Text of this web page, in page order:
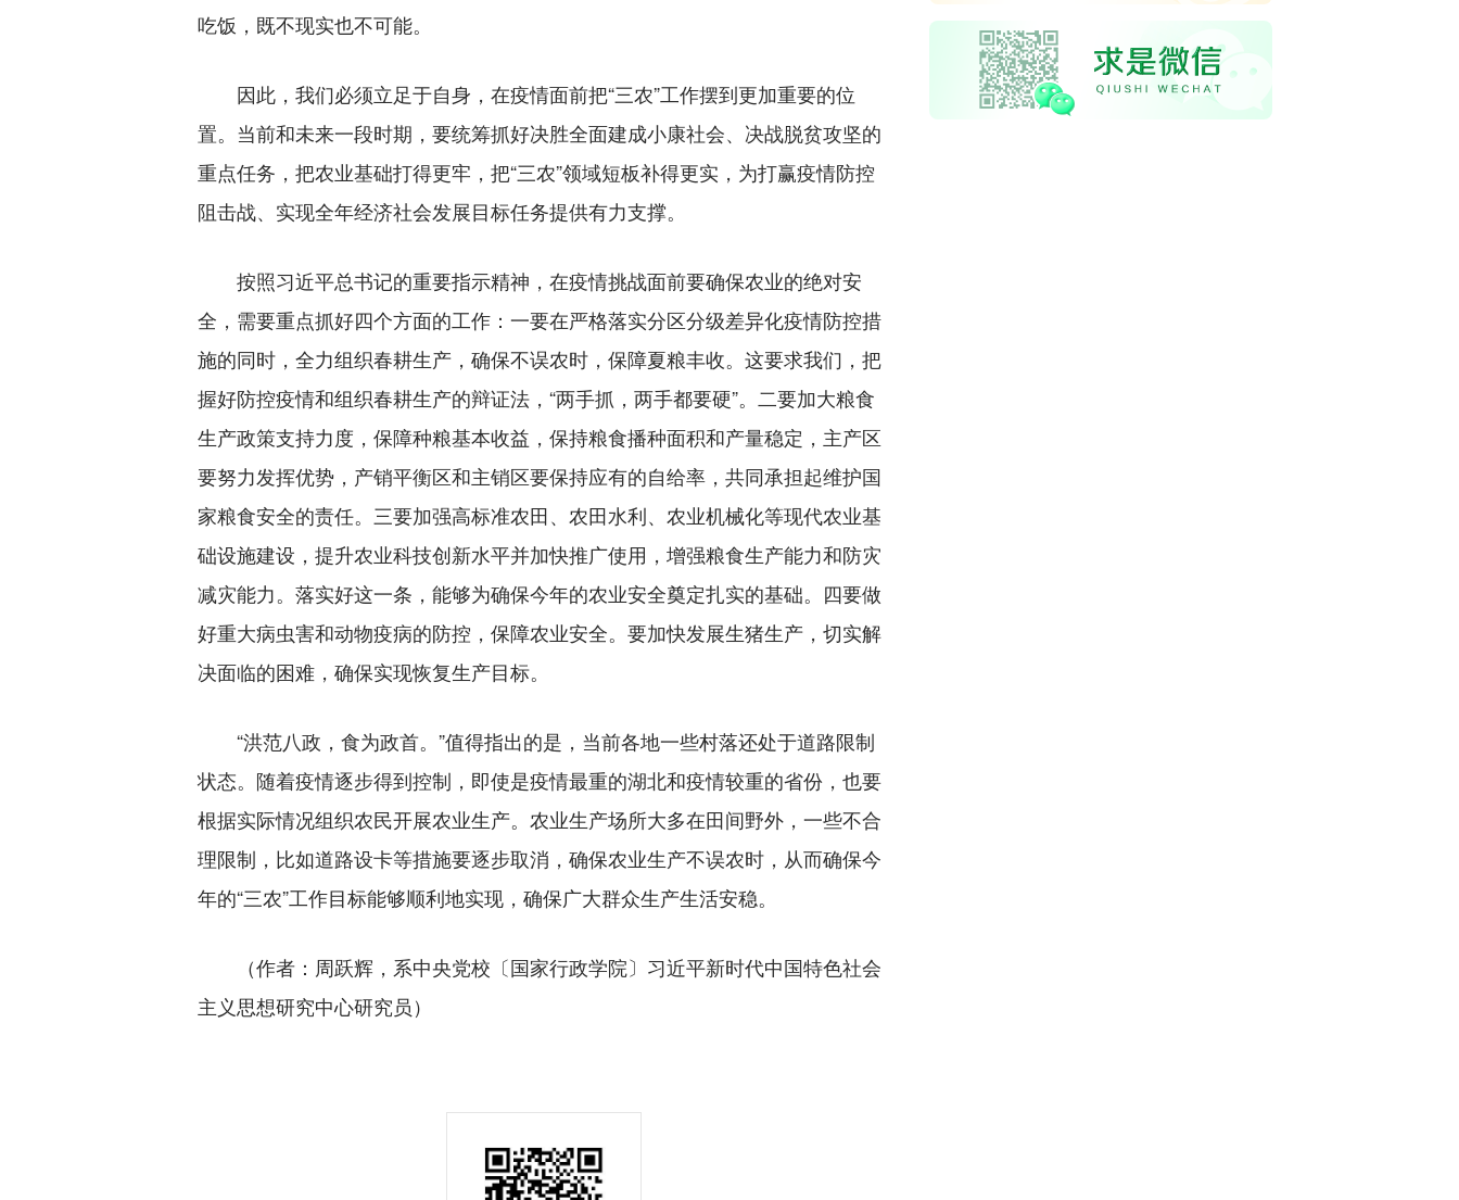
吃饭，既不现实也不可能。
因此，我们必须立足于自身，在疫情面前把“三农”工作摆到更加重要的位
置。当前和未来一段时期，要统筹抓好决胜全面建成小康社会、决战脱贫攻坚的
重点任务，把农业基础打得更牢，把“三农”领域短板补得更实，为打赢疫情防控
阻击战、实现全年经济社会发展目标任务提供有力支撑。
按照习近平总书记的重要指示精神，在疫情挑战面前要确保农业的绝对安
全，需要重点抓好四个方面的工作：一要在严格落实分区分级差异化疫情防控措
施的同时，全力组织春耕生产，确保不误农时，保障夏粮丰收。这要求我们，把
握好防控疫情和组织春耕生产的辩证法，“两手抓，两手都要硬”。二要加大粮食
生产政策支持力度，保障种粮基本收益，保持粮食播种面积和产量稳定，主产区
要努力发挥优势，产销平衡区和主销区要保持应有的自给率，共同承担起维护国
家粮食安全的责任。三要加强高标准农田、农田水利、农业机械化等现代农业基
础设施建设，提升农业科技创新水平并加快推广使用，增强粮食生产能力和防灾
减灾能力。落实好这一条，能够为确保今年的农业安全奠定扎实的基础。四要做
好重大病虫害和动物疫病的防控，保障农业安全。要加快发展生猪生产，切实解
决面临的困难，确保实现恢复生产目标。
“洪范八政，食为政首。”值得指出的是，当前各地一些村落还处于道路限制
状态。随着疫情逐步得到控制，即使是疫情最重的湖北和疫情较重的省份，也要
根据实际情况组织农民开展农业生产。农业生产场所大多在田间野外，一些不合
理限制，比如道路设卡等措施要逐步取消，确保农业生产不误农时，从而确保今
年的“三农”工作目标能够顺利地实现，确保广大群众生产生活安稳。
（作者：周跃辉，系中央党校〔国家行政学院〕习近平新时代中国特色社会
主义思想研究中心研究员）